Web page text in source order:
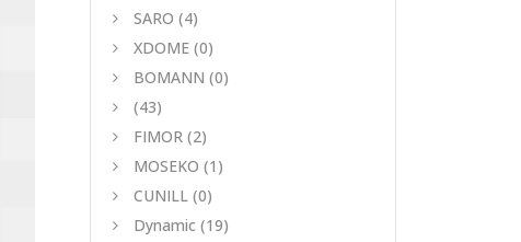
SARO (4)
XDOME (0)
BOMANN (0)
(43)
FIMOR (2)
MOSEKO (1)
CUNILL (0)
Dynamic (19)